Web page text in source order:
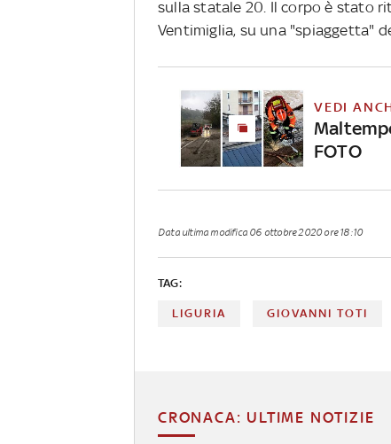
sulla statale 20. Il corpo è stato
Ventimiglia, su una "spiaggetta"
VEDI
FOTO
Data ultima modifica 06 ottobre 2020 ore 18:10
TAG:
LIGURIA GIOVANNI TOTI
CRONACA: ULTIME NOTIZIE